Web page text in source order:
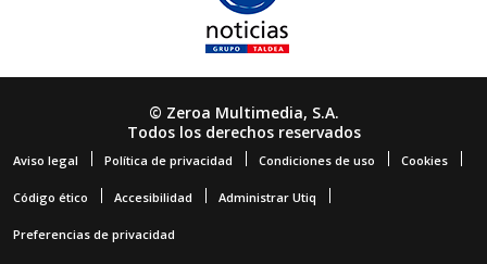
© Zeroa Multimedia, S.A.
Todos los derechos reservados
Aviso legal Política de privacidad Condiciones de uso Cookies
Código ético Accesibilidad Administrar Utiq
Preferencias de privacidad